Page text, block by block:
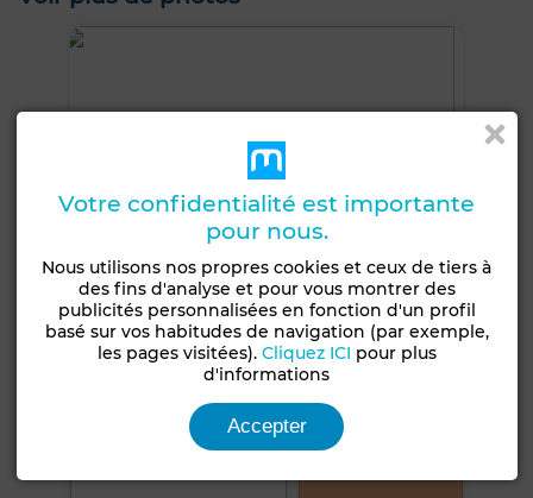
+1 PHOTOS
Votre confidentialité est importante
pour nous.
Nous utilisons nos propres cookies et ceux de tiers à
des fins d'analyse et pour vous montrer des
publicités personnalisées en fonction d'un profil
basé sur vos habitudes de navigation (par exemple,
les pages visitées). Cliquez ICI pour plus
d'informations
Accepter